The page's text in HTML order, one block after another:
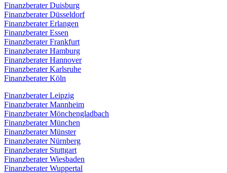
Finanzberater Duisburg
Finanzberater Düsseldorf
Finanzberater Erlangen
Finanzberater Essen
Finanzberater Frankfurt
Finanzberater Hamburg
Finanzberater Hannover
Finanzberater Karlsruhe
Finanzberater Köln
Finanzberater Leipzig
Finanzberater Mannheim
Finanzberater Mönchengladbach
Finanzberater München
Finanzberater Münster
Finanzberater Nürnberg
Finanzberater Stuttgart
Finanzberater Wiesbaden
Finanzberater Wuppertal